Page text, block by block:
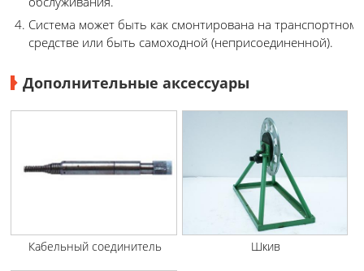
Система может быть как смонтирована на транспортном
средстве или быть самоходной (неприсоединенной).
Дополнительные аксессуары
Кабельный соединитель Шкив